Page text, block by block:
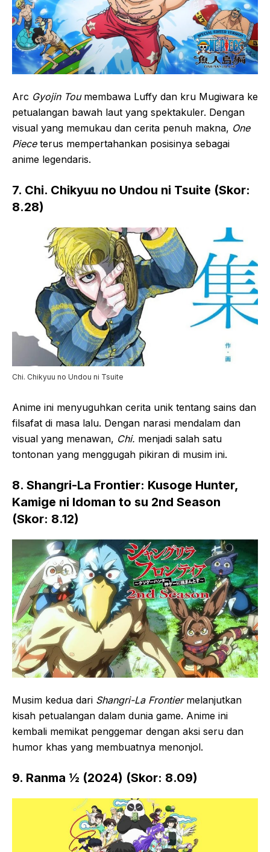
Arc Gyojin Toumembawa Luffy dan kru Mugiwara ke
petualangan bawah laut yang spektakuler. Dengan
visual yang memukau dan cerita penuh makna, One
Pieceterus mempertahankan posisinya sebagai
anime legendaris.
7. Chi. Chikyuu no Undou ni Tsuite (Skor:
8.28)
Chi. Chikyuu no Undou ni Tsuite
Anime ini menyuguhkan cerita unik tentang sains dan
filsafat di masa lalu. Dengan narasi mendalam dan
visual yang menawan, Chi. menjadi salah satu
tontonan yang menggugah pikiran di musim ini.
8. Shangri-La Frontier: Kusoge Hunter,
Kamige ni Idoman to su 2nd Season
(Skor: 8.12)
Musim kedua dari Shangri-La Frontiermelanjutkan
kisah petualangan dalam dunia game. Anime ini
kembali memikat penggemar dengan aksi seru dan
humor khas yang membuatnya menonjol.
9. Ranma ½ (2024) (Skor: 8.09)